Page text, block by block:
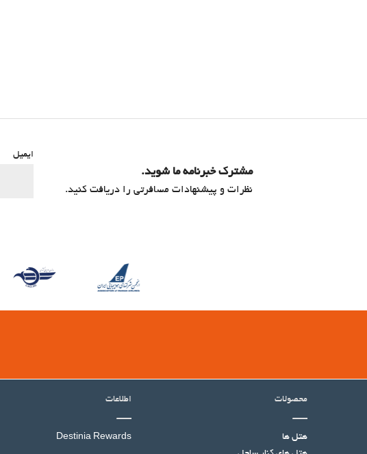
مشترک خبرنامه ما شوید.
نظرات و پیشنهادات مسافرتی را دریافت کنید.
ایمیل
محصولات
هتل ها
اطلاعات
Destinia Rewards